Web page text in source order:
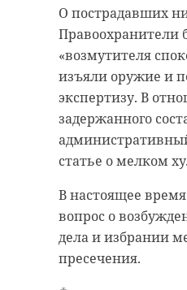
О пострадавших
Правоохранители
«возмутителя
изъяли оружие и
экспертизу. В
задержанного
статье о мелком
В настоящее
вопрос о
дела и избрании
пресечения.
Фото:
алкоголь
запрет на продажу
международный
детей
Поделиться
более
градусов.
останется
повлияет на
Фото:
https://
прогноз погоды
погода в